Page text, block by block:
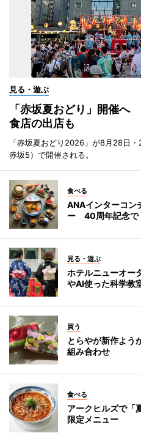
見る・遊ぶ
「赤坂夏おどり」開催
食店の出店も
「赤坂夏おどり2026」が8月28日
赤坂5）で開催される。
食べる
ANAインターコン
ー 40周年記念で
見る・遊ぶ
ホテルニューオー
やAI使った科学教
買う
とらやが新作よ
組み合わせ
食べる
アークヒルズで
限定メニュー